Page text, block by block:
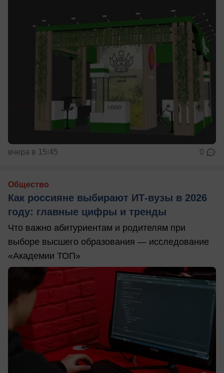
вчера в 15:45 0
Общество
Как россияне выбирают ИТ-вузы в 2026
году: главные цифры и тренды
Что важно абитуриентам и родителям при
выборе высшего образования — исследование
«Академии ТОП»